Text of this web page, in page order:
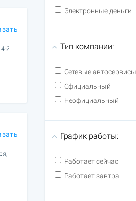
й
Электронные деньги
Тип компании:
Сетевые автосервисы
Официальный
Неофициальный
График работы:
Работает сейчас
Работает завтра